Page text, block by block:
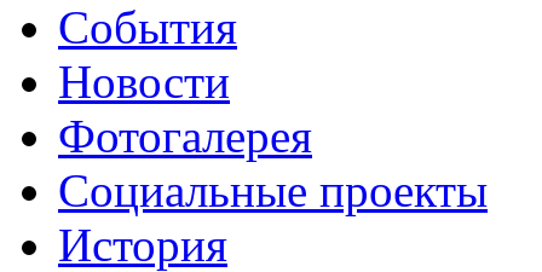
События
Новости
Фотогалерея
Социальные проекты
История